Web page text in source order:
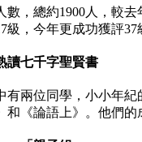
數，總約1900人，較去
級，今年更成功獲評37
讀七千字聖賢書
有兩位同學，小小年紀
和《論語上》。他們